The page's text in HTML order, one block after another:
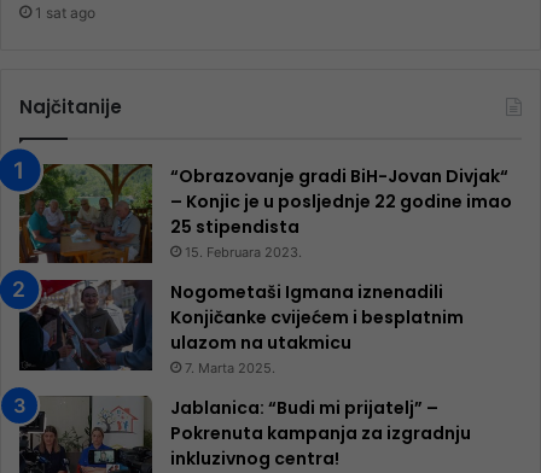
1 sat ago
Najčitanije
“Obrazovanje gradi BiH-Jovan Divjak“
– Konjic je u posljednje 22 godine imao
25 ​​stipendista
15. Februara 2023.
Nogometaši Igmana iznenadili
Konjičanke cvijećem i besplatnim
ulazom na utakmicu
7. Marta 2025.
Jablanica: “Budi mi prijatelj” –
Pokrenuta kampanja za izgradnju
inkluzivnog centra!